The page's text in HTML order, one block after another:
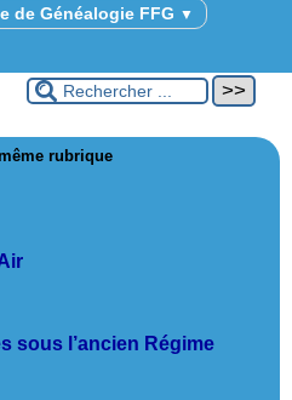
de Généalogie FFG ▼
rubrique
sous l’ancien Régime